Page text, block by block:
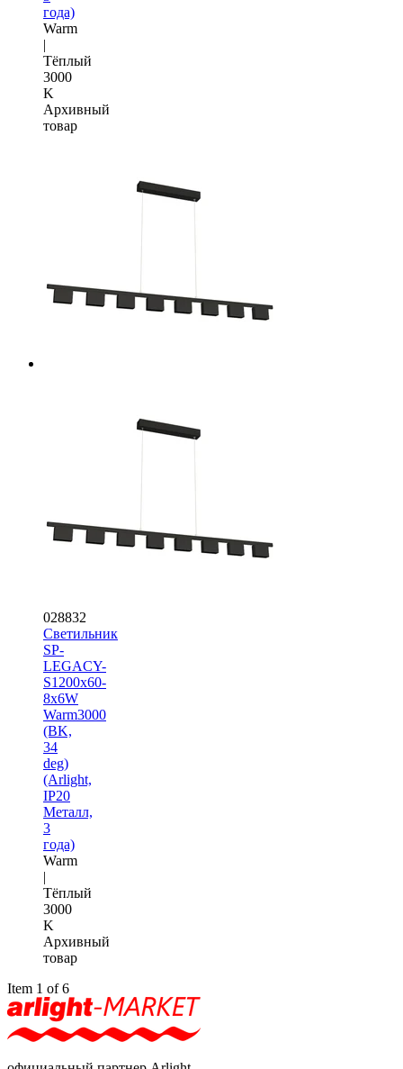
года)
Warm
|
Тёплый
3000
K
Архивный
товар
028832
Светильник
SP-
LEGACY-
S1200x60-
8x6W
Warm3000
(BK,
34
deg)
(Arlight,
IP20
Металл,
3
года)
Warm
|
Тёплый
3000
K
Архивный
товар
Item 1 of 6